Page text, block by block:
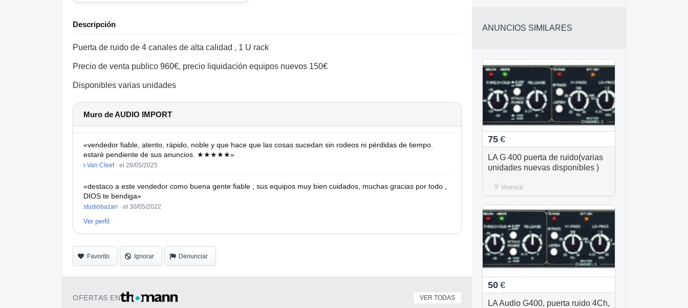
Descripción
Puerta de ruido de 4 canales de alta calidad , 1 U rack
Precio de venta publico 960€, precio liquidación equipos nuevos 150€
Disponibles varias unidades
Muro de AUDIO IMPORT
«vendedor fiable, atento, rápido, noble y que hace que las cosas sucedan sin rodeos ni pérdidas de tiempo.
estaré pendiente de sus anuncios. ★★★★★»
i-Van Cleef· el 28/05/2025
«destaco a este vendedor como buena gente fiable , sus equipos muy bien cuidados, muchas gracias por todo ,
DIOS te bendiga»
studiobazan · el 30/05/2022
Ver perfil
Favorito Ignorar Denunciar
OFERTAS EN VER TODAS
ANUNCIOS SIMILARES
75 €
LA G 400 puerta de ruido(varias
unidades nuevas disponibles )
Huesca
50 €
LA Audio G400, puerta ruido 4Ch,